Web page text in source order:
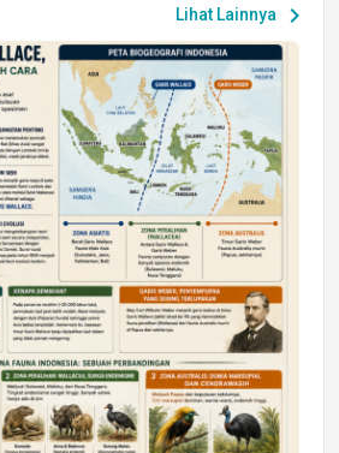
Kerja dan Magang
17 Jul 2026 22:30
Motor Kalimantan Timur 2 Dukung
Samarinda dalam Astra
SDGs Future Leaders 2026
10 Jul 2026 19:01
Lihat Lainnya chevron_right